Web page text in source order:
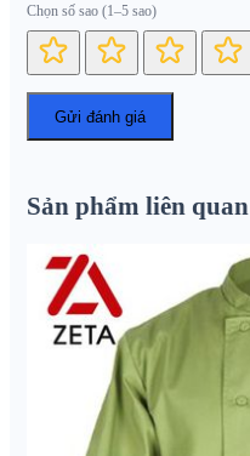
Chọn số sao (1–5 sao)
Sản phẩm liên quan